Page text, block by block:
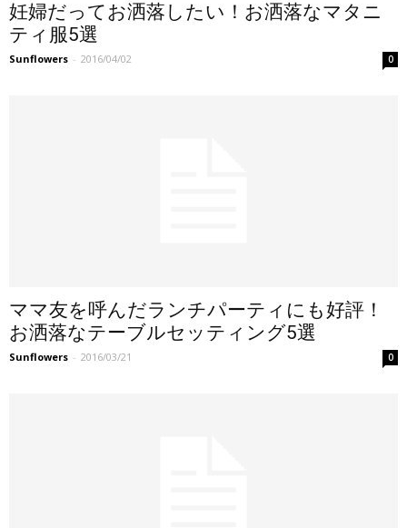
妊婦だってお洒落したい！お洒落なマタニ
ティ服5選
Sunflowers - 2016/04/02 0
ママ友を呼んだランチパーティにも好評！
お洒落なテーブルセッティング5選
Sunflowers - 2016/03/21 0